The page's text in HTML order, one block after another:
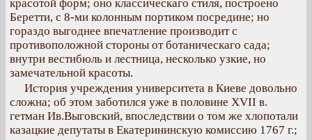
красотой форм; оно классическаго стиля, построено
Беретти, с 8-ми колонным портиком посредине; но
гораздо выгоднее впечатление производит с
противоположной стороны от ботаническаго сада;
внутри вестибюль и лестница, несколько узкие, но
замечательной красоты.
История учреждения университета в Киеве довольно
сложна; об этом заботился уже в половине XVII в.
гетман Ив.Выговский, впоследствии о том же хлопотали
казацкие депутаты в Екатерининскую комиссию 1767 г.;